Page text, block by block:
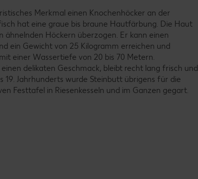
Merkmal einen Knochenhöcker an der
hat eine graue bis braune Hautfärbung. Die Haut
ähnelnden Höckern überzogen. Er kann einen
ein Gewicht von 25 Kilogramm erreichen und
einer Wassertiefe von 20 bis 70 Metern.
delikaten Geschmack, bleibt recht lang frisch und
19. Jahrhunderts wurde Steinbutt übrigens für die
Festtafel in Riesenkesseln und im Ganzen gegart.